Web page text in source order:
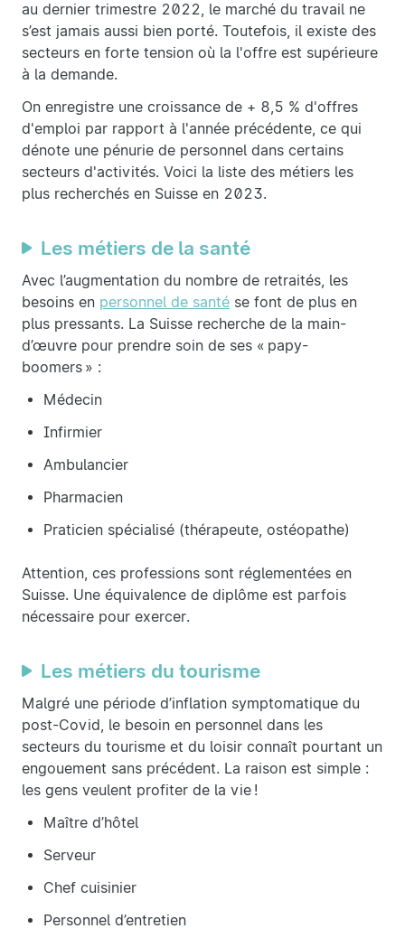
au dernier trimestre 2022, le marché du travail ne
s’est jamais aussi bien porté. Toutefois, il existe des
secteurs en forte tension où la l'offre est supérieure
à la demande.
On enregistre une croissance de + 8,5 % d'offres
d'emploi par rapport à l'année précédente, ce qui
dénote une pénurie de personnel dans certains
secteurs d'activités. Voici la liste des métiers les
plus recherchés en Suisse en 2023.
Les métiers de la santé
Avec l’augmentation du nombre de retraités, les
besoins en personnel de santé se font de plus en
plus pressants. La Suisse recherche de la main-
d’œuvre pour prendre soin de ses « papy-
boomers » :
Médecin
Infirmier
Ambulancier
Pharmacien
Praticien spécialisé (thérapeute, ostéopathe)
Attention, ces professions sont réglementées en
Suisse. Une équivalence de diplôme est parfois
nécessaire pour exercer.
Les métiers du tourisme
Malgré une période d’inflation symptomatique du
post-Covid, le besoin en personnel dans les
secteurs du tourisme et du loisir connaît pourtant un
engouement sans précédent. La raison est simple :
les gens veulent profiter de la vie !
Maître d’hôtel
Serveur
Chef cuisinier
Personnel d’entretien